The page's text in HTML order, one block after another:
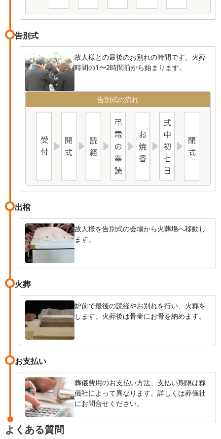
告別式
故人様との最後のお別れの時間です。火葬
時間の1〜2時間前から始まります。
告別式の流れ
出棺
故人様を告別式の会場から火葬場へ移動し
ます。
火葬
炉前で最後の読経やお別れを行い、火葬を
します。火葬後は骨壷にお骨を納めます。
お支払い
葬儀費用のお支払い方法、支払い期限は葬
儀社によって異なります。詳しくは葬儀社
にお問合せください。
よくある質問